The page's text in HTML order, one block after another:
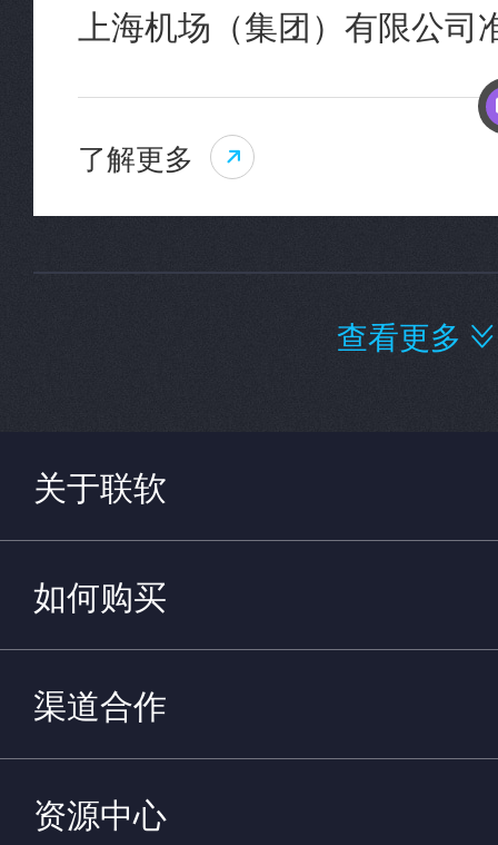
上海机场（集团）有限公司
了解更多 
查看更多 
关于联软
如何购买
渠道合作
资源中心